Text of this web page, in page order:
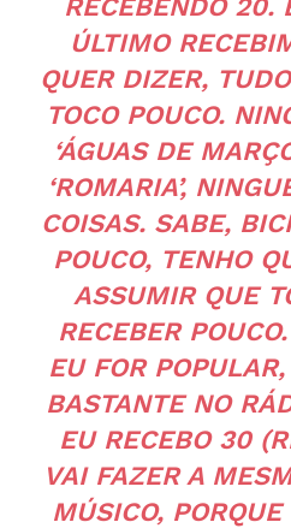
RECEBENDO 20.
ÚLTIMO
QUER DIZER,
TOCO POUCO.
‘ÁGUAS DE
‘ROMARIA’,
COISAS. SABE,
POUCO, TENHO
ASSUMIR QUE
RECEBER
EU FOR
BASTANTE NO
EU RECEBO 30
VAI FAZER A
MÚSICO,